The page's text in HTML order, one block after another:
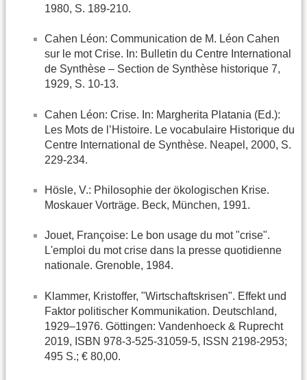
1980, S. 189-210.
Cahen Léon: Communication de M. Léon Cahen
sur le mot Crise. In: Bulletin du Centre International
de Synthèse – Section de Synthèse historique 7,
1929, S. 10-13.
Cahen Léon: Crise. In: Margherita Platania (Ed.):
Les Mots de l’Histoire. Le vocabulaire Historique du
Centre International de Synthèse. Neapel, 2000, S.
229-234.
Hösle, V.: Philosophie der ökologischen Krise.
Moskauer Vorträge. Beck, München, 1991.
Jouet, Françoise: Le bon usage du mot "crise".
L'emploi du mot crise dans la presse quotidienne
nationale. Grenoble, 1984.
Klammer, Kristoffer, "Wirtschaftskrisen". Effekt und
Faktor politischer Kommunikation. Deutschland,
1929–1976. Göttingen: Vandenhoeck & Ruprecht
2019, ISBN 978-3-525-31059-5, ISSN 2198-2953;
495 S.; € 80,00.